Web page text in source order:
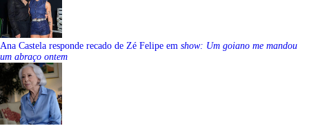
Ana Castela responde recado de Zé Felipe em show: Um goiano me mandou
um abraço ontem